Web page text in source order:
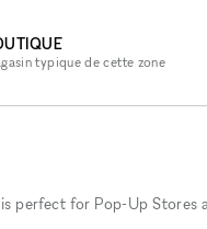
typique de cette zone
perfect for Pop-Up Stores